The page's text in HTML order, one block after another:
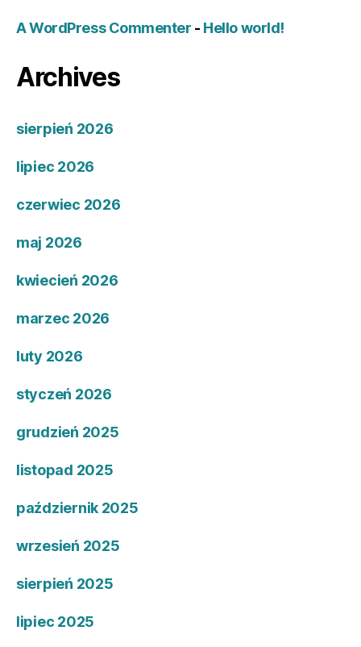
A WordPress Commenter - Hello world!
Archives
sierpień 2026
lipiec 2026
czerwiec 2026
maj 2026
kwiecień 2026
marzec 2026
luty 2026
styczeń 2026
grudzień 2025
listopad 2025
październik 2025
wrzesień 2025
sierpień 2025
lipiec 2025